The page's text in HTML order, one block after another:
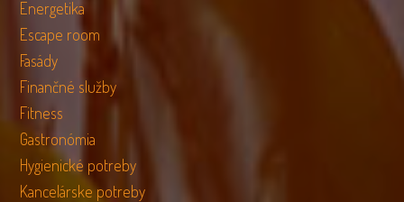
Energetika
Escape room
Fasády
Finančné služby
Fitness
Gastronómia
Hygienické potreby
Kancelárske potreby